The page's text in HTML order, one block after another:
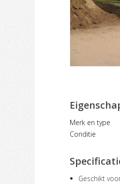
Merk en type
Conditie
Geschikt